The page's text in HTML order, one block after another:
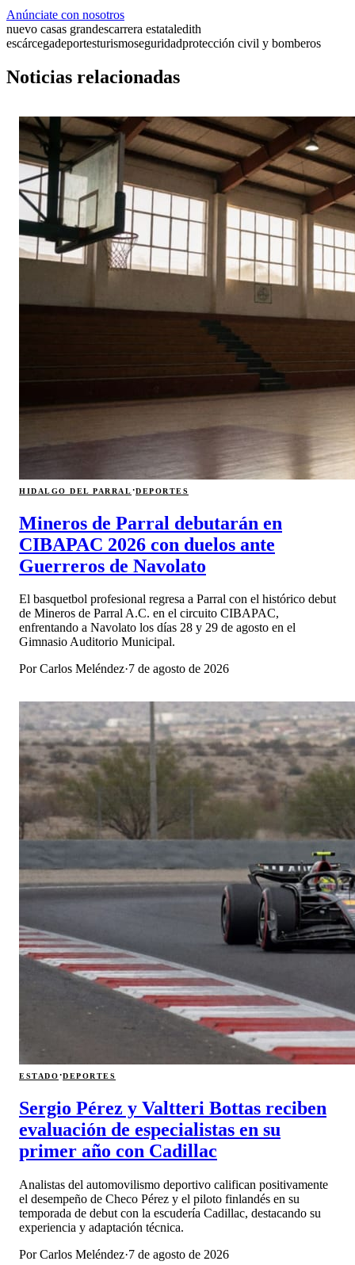
Anúnciate con nosotros
nuevo casas grandescarrera estataledith
escárcegadeportesturismoseguridadprotección civil y bomberos
Noticias relacionadas
HIDALGO DEL PARRAL·DEPORTES
Mineros de Parral debutarán en
CIBAPAC 2026 con duelos ante
Guerreros de Navolato
El basquetbol profesional regresa a Parral con el histórico debut
de Mineros de Parral A.C. en el circuito CIBAPAC,
enfrentando a Navolato los días 28 y 29 de agosto en el
Gimnasio Auditorio Municipal.
PorCarlos Meléndez·7 de agosto de 2026
ESTADO·DEPORTES
Sergio Pérez y Valtteri Bottas reciben
evaluación de especialistas en su
primer año con Cadillac
Analistas del automovilismo deportivo califican positivamente
el desempeño de Checo Pérez y el piloto finlandés en su
temporada de debut con la escudería Cadillac, destacando su
experiencia y adaptación técnica.
PorCarlos Meléndez·7 de agosto de 2026